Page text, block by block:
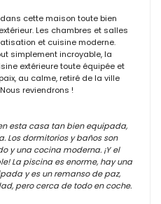
cette maison toute bien
Les chambres et salles
et cuisine moderne.
simplement incroyable, la
extérieure toute équipée et
au calme, retiré de la ville
reviendrons !
esta casa tan bien equipada,
Los dormitorios y baños son
y una cocina moderna. ¡Y el
La piscina es enorme, hay una
y es un remanso de paz,
pero cerca de todo en coche.